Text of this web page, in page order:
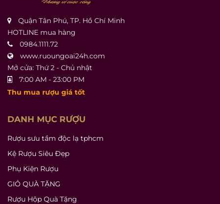
Quận Tân Phú, TP. Hồ Chí Minh
HOTLINE mua hàng
0984.1111.72
www.ruoungoai24h.com
Mở cửa: Thứ 2 - Chủ nhật
7:00 AM - 23:00 PM
Thu mua rượu giá tốt
DANH MỤC RƯỢU
Rượu sưu tầm độc lạ tphcm
Kệ Rượu Siêu Đẹp
Phụ Kiện Rượu
GIỎ QUÀ TẶNG
Rượu Hộp Quà Tặng